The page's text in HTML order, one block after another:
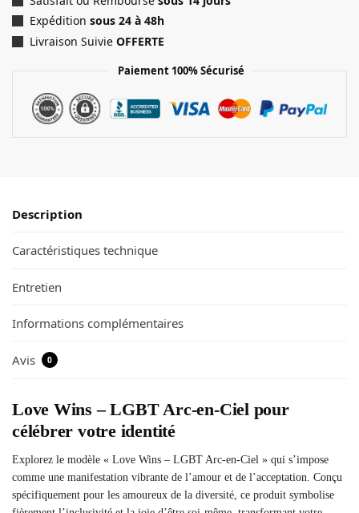
Expédition sous 24 à 48h
Livraison Suivie OFFERTE
Paiement 100% Sécurisé
Description
Caractéristiques technique
Entretien
Informations complémentaires
Avis 0
Love Wins – LGBT Arc-en-Ciel pour
célébrer votre identité
Explorez le modèle « Love Wins – LGBT Arc-en-Ciel » qui s’impose
comme une manifestation vibrante de l’amour et de l’acceptation. Conçu
spécifiquement pour les amoureux de la diversité, ce produit symbolise